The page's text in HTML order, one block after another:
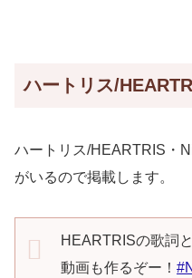
ハートリス/
ハートリス/HEARTRIS・
がいるので掲載します。
HEARTRISの歌詞
動画も作るぞー！